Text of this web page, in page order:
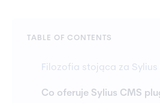
TABLE OF CONTENTS
Filozofia stojąca za Sylius
Co oferuje Sylius CMS